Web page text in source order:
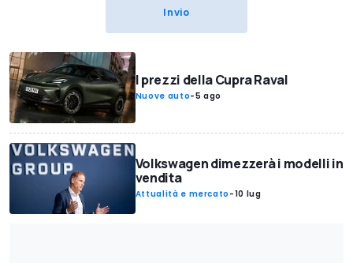
I prezzi della Cupra Raval
Nuove auto-5 ago
Volkswagen dimezzerà i modelli in
vendita
Attualità e mercato -10 lug